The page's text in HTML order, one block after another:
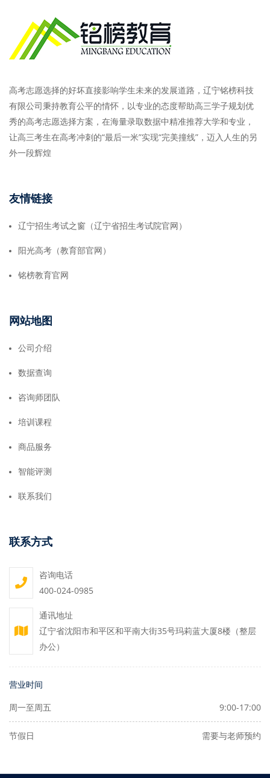
高考志愿选择的好坏直接影响学生未来的发展道路，辽宁铭榜科技
有限公司秉持教育公平的情怀，以专业的态度帮助高三学子规划优
秀的高考志愿选择方案，在海量录取数据中精准推荐大学和专业，
让高三考生在高考冲刺的“最后一米”实现“完美撞线”，迈入人生的另
外一段辉煌
友情链接
辽宁招生考试之窗（辽宁省招生考试院官网）
阳光高考（教育部官网）
铭榜教育官网
网站地图
公司介绍
数据查询
咨询师团队
培训课程
商品服务
智能评测
联系我们
联系方式
咨询电话
400-024-0985
通讯地址
辽宁省沈阳市和平区和平南大街35号玛莉蓝大厦8楼（整层
办公）
营业时间
周一至周五 9:00-17:00
节假日 需要与老师预约